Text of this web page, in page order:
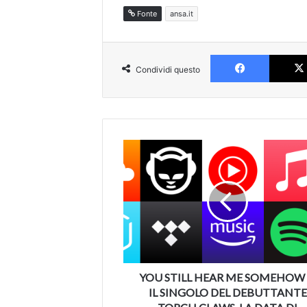
Fonte ansa.it
Condividi questo
STILL
HEAR
SOMEHOW
E'
SINGOLO
DEL
DEBUTTANTE
TORCH
YOU STILL HEAR ME SOMEHOW
IL SINGOLO DEL DEBUTTANTE